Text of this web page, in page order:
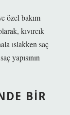
özel bakım
kıvırcık
ıslakken saç
yapısının
BIR